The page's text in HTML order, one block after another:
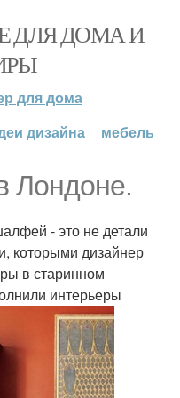
ДЛЯ ДОМА И
для дома
дизайна мебель
Лондоне.
- это не детали
которыми дизайнер
в старинном
интерьеры